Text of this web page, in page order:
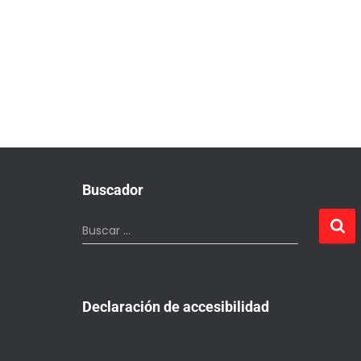
Buscador
Buscar …
Declaración de accesibilidad